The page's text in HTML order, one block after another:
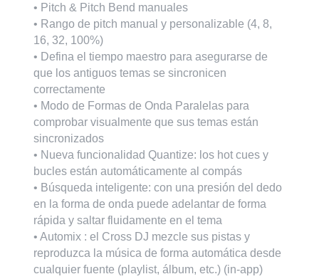
• Pitch & Pitch Bend manuales
• Rango de pitch manual y personalizable (4, 8,
16, 32, 100%)
• Defina el tiempo maestro para asegurarse de
que los antiguos temas se sincronicen
correctamente
• Modo de Formas de Onda Paralelas para
comprobar visualmente que sus temas están
sincronizados
• Nueva funcionalidad Quantize: los hot cues y
bucles están automáticamente al compás
• Búsqueda inteligente: con una presión del dedo
en la forma de onda puede adelantar de forma
rápida y saltar fluidamente en el tema
• Automix : el Cross DJ mezcle sus pistas y
reproduzca la música de forma automática desde
cualquier fuente (playlist, álbum, etc.) (in-app)